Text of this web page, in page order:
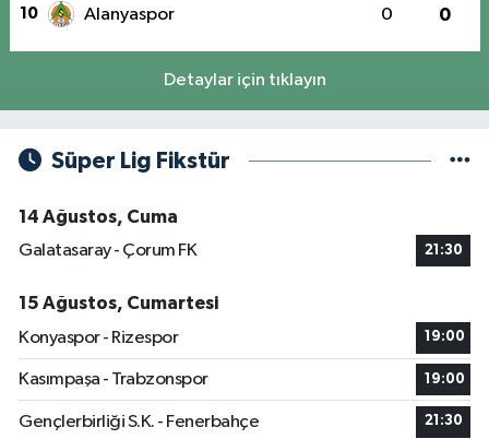
10 Alanyaspor 0 0
Detaylar için tıklayın
Süper Lig Fikstür
14 Ağustos, Cuma
Galatasaray - Çorum FK
21:30
15 Ağustos, Cumartesi
Konyaspor - Rizespor
19:00
Kasımpaşa - Trabzonspor 19:00
Gençlerbirliği S.K. - Fenerbahçe 21:30